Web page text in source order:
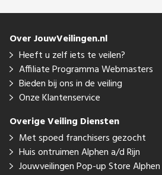
Over JouwVeilingen.nl
Heeft u zelf iets te veilen?
Affiliate Programma Webmasters
Bieden bij ons in de veiling
Onze Klantenservice
Overige Veiling Diensten
Met spoed franchisers gezocht
Huis ontruimen Alphen a/d Rijn
Jouwveilingen Pop-up Store Alphen